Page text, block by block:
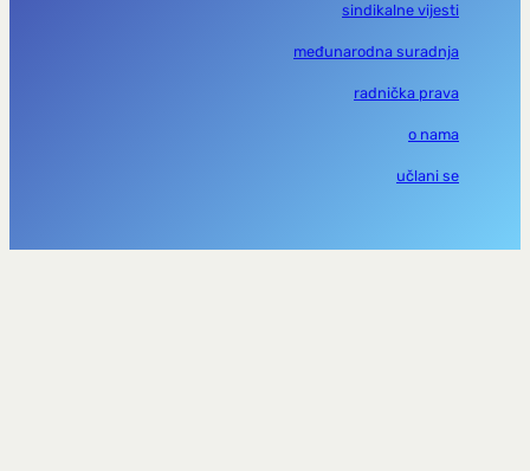
sindikalne vijesti
međunarodna suradnja
radnička prava
o nama
učlani se